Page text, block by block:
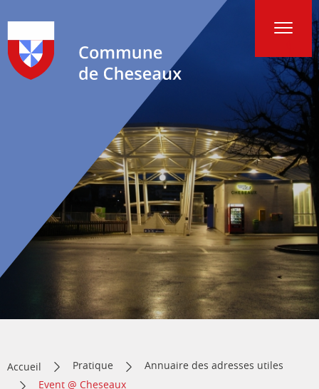
Accueil Pratique
Annuaire des adresses utiles
Event @ Cheseaux